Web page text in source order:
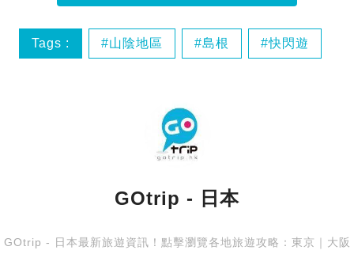
Tags : 山陰地區 島根 快閃遊
GOtrip - 日本
GOtrip - 日本最新旅遊資訊！點擊瀏覽各地旅遊攻略： 東京
大阪